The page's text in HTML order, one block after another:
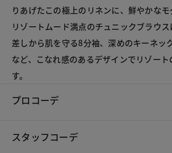
りあげたこの極上のリネンに、鮮やかなモ
リゾートムード満点のチュニックブラウ
差しから肌を守る8分袖、深めのキーネッ
など、こなれ感のあるデザインでリゾー
す。
プロコーデ
スタッフコーデ